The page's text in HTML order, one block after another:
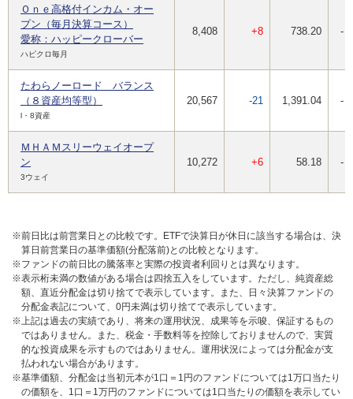
Ｏｎｅ高格付インカム・オー
プン（毎月決算コース）
愛称：ハッピークローバー
ハピクロ毎月
8,408 +8 738.20 -
たわらノーロード バランス
（８資産均等型）
l・8資産
20,567 -21 1,391.04 -
ＭＨＡＭスリーウェイオープ
ン
3ウェイ
10,272 +6 58.18 -
※前日比は前営業日との比較です。ETFで決算日が休日に該当する場合は、決
算日前営業日の基準価額(分配落前)との比較となります。
※ファンドの前日比の騰落率と実際の投資者利回りとは異なります。
※表示桁未満の数値がある場合は四捨五入をしています。ただし、純資産総
額、直近分配金は切り捨てで表示しています。また、日々決算ファンドの
分配金表記について、0円未満は切り捨てで表示しています。
※上記は過去の実績であり、将来の運用状況、成果等を示唆、保証するもの
ではありません。また、税金・手数料等を控除しておりませんので、実質
的な投資成果を示すものではありません。運用状況によっては分配金が支
払われない場合があります。
※基準価額、分配金は当初元本が1口＝1円のファンドについては1万口当たり
の価額を、1口＝1万円のファンドについては1口当たりの価額を表示してい